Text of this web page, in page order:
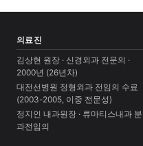
의료진
김상현 원장 · 신경외과 전문의 ·
2000년 (26년차)
대전선병원 정형외과 전임의 수료
(2003-2005, 이중 전문성)
정지인 내과원장 · 류마티스내과 분
과전임의